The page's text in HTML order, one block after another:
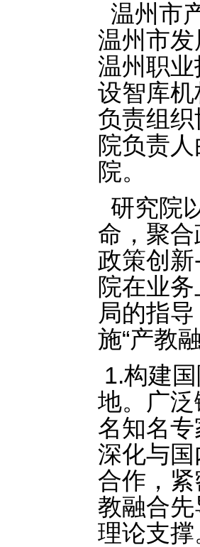
温州市
温州市
温州职
设智库
负责组
院负责
院。
研究院
命，聚
政策创
院在业
局的指
施“产教
1.构建
地。广
名知名
深化与
合作，
教融合
理论支撑